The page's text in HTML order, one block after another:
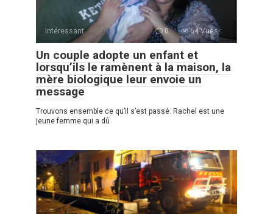
Intéressant 0 64 Vues :
Un couple adopte un enfant et
lorsqu’ils le ramènent à la maison, la
mère biologique leur envoie un
message
Trouvons ensemble ce qu’il s’est passé. Rachel est une
jeune femme qui a dû